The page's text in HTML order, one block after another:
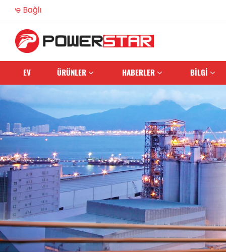
EV ÜRÜNLER HABERLER BİLGİ